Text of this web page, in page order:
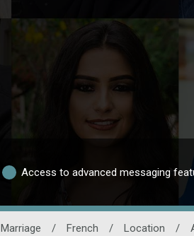
Access to advanced messaging
Marriage / French / Location /